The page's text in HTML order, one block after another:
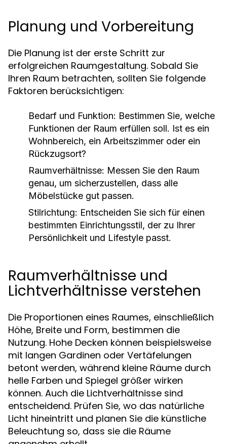
Planung und Vorbereitung
Die Planung ist der erste Schritt zur
erfolgreichen Raumgestaltung. Sobald Sie
Ihren Raum betrachten, sollten Sie folgende
Faktoren berücksichtigen:
Bedarf und Funktion: Bestimmen Sie, welche
Funktionen der Raum erfüllen soll. Ist es ein
Wohnbereich, ein Arbeitszimmer oder ein
Rückzugsort?
Raumverhältnisse: Messen Sie den Raum
genau, um sicherzustellen, dass alle
Möbelstücke gut passen.
Stilrichtung: Entscheiden Sie sich für einen
bestimmten Einrichtungsstil, der zu Ihrer
Persönlichkeit und Lifestyle passt.
Raumverhältnisse und
Lichtverhältnisse verstehen
Die Proportionen eines Raumes, einschließlich
Höhe, Breite und Form, bestimmen die
Nutzung. Hohe Decken können beispielsweise
mit langen Gardinen oder Vertäfelungen
betont werden, während kleine Räume durch
helle Farben und Spiegel größer wirken
können. Auch die Lichtverhältnisse sind
entscheidend. Prüfen Sie, wo das natürliche
Licht hineintritt und planen Sie die künstliche
Beleuchtung so, dass sie die Räume